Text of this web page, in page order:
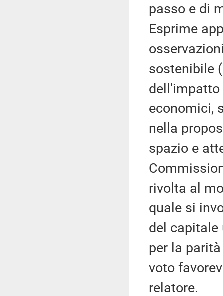
passo e di
Esprime
sostenibile
economici,
nella
spazio e
rivolta al
quale si
del capitale
per la
voto
relatore.